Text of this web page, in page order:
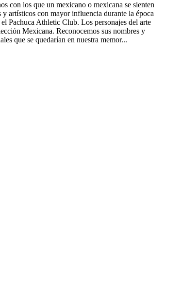
con los que un mexicano o mexicana se sienten
artísticos con mayor influencia durante la época
Pachuca Athletic Club. Los personajes del arte
Mexicana. Reconocemos sus nombres y
que se quedarían en nuestra memor...